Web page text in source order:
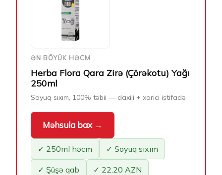
ƏN BÖYÜK HƏCM
Herba Flora Qara Zirə (Çörəkotu) Yağı
250ml
Soyuq sıxım, 100% təbii — daxili + xarici istifadə
Məhsula bax →
✓ 250ml həcm ✓ Soyuq sıxım
✓ Şüşə qab ✓ 22.20 AZN